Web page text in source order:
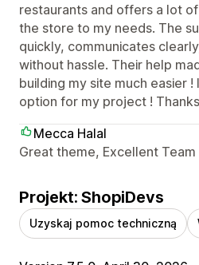
restaurants and offers a lot
the store to my needs. The
quickly, communicates
without hassle. Their help
building my site much easier
option for my project !
Mecca Halal
Great theme, Excellent
Projekt: ShopiDevs
Uzyskaj pomoc techniczną